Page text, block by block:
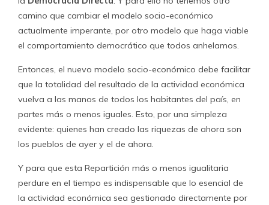
camino que cambiar el modelo socio-económico
actualmente imperante, por otro modelo que haga viable
el comportamiento democrático que todos anhelamos.
Entonces, el nuevo modelo socio-económico debe facilitar
que la totalidad del resultado de la actividad económica
vuelva a las manos de todos los habitantes del país, en
partes más o menos iguales. Esto, por una simpleza
evidente: quienes han creado las riquezas de ahora son
los pueblos de ayer y el de ahora.
Y para que esta Repartición más o menos igualitaria
perdure en el tiempo es indispensable que lo esencial de
la actividad económica sea gestionado directamente por